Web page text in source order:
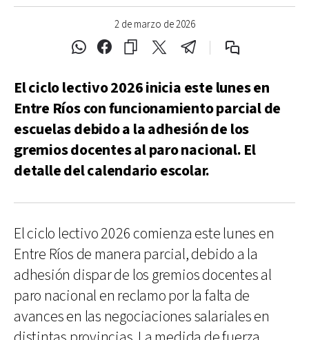
2 de marzo de 2026
El ciclo lectivo 2026 inicia este lunes en
Entre Ríos con funcionamiento parcial de
escuelas debido a la adhesión de los
gremios docentes al paro nacional. El
detalle del calendario escolar.
El ciclo lectivo 2026 comienza este lunes en
Entre Ríos de manera parcial, debido a la
adhesión dispar de los gremios docentes al
paro nacional en reclamo por la falta de
avances en las negociaciones salariales en